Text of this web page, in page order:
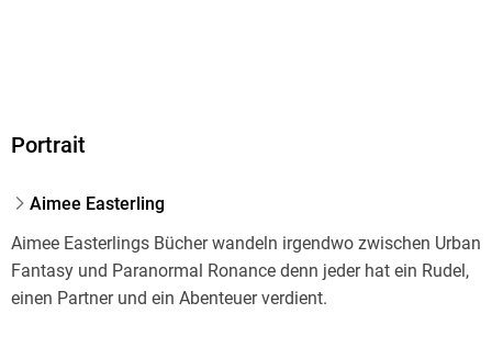
Portrait
Aimee Easterling
Aimee Easterlings Bücher wandeln irgendwo zwischen Urban
Fantasy und Paranormal Ronance denn jeder hat ein Rudel,
einen Partner und ein Abenteuer verdient.